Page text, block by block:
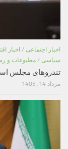
اخبار اجتماعی / اخبار
سیاسی / مطبوعات و
تندروهای مجلس
مرداد 14, 1405